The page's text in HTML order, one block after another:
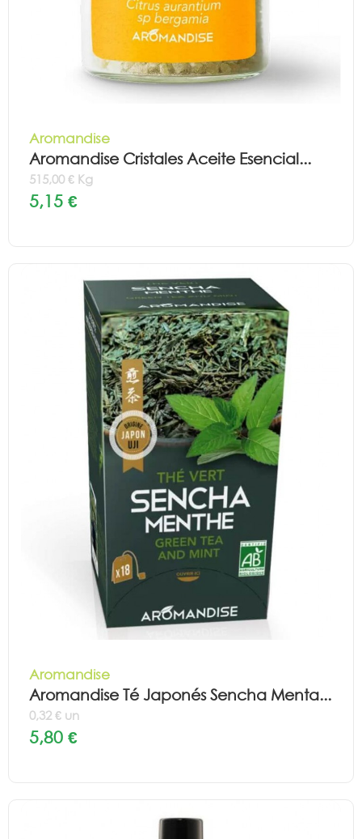
Aromandise
Aromandise Cristales Aceite Esencial...
515,00 € Kg
5,15 €
Aromandise
Aromandise Té Japonés Sencha Menta...
0,32 € un
5,80 €